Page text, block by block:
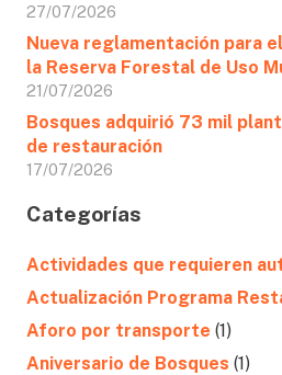
27/07/2026
Nueva reglamentación para
la Reserva Forestal de Uso
21/07/2026
Bosques adquirió 73 mil
de restauración
17/07/2026
Categorías
Actividades que requieren
Actualización Programa
Aforo por transporte (1)
Aniversario de Bosques (1)